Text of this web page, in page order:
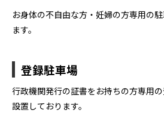
お身体の不自由な方・妊婦の方専用の
ます。​
登録駐車場
行政機関発行の証書をお持ちの方専用
設置しております。​